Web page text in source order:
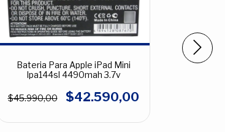
Bateria Para Apple iPad Mini
Ipa144sl 4490mah 3.7v
$45.990,00 $42.590,00